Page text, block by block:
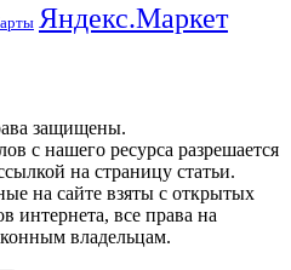
Яндекс.Маркет
защищены.
с нашего ресурса разрешается
на страницу статьи.
на сайте взяты с открытых
интернета, все права на
владельцам.